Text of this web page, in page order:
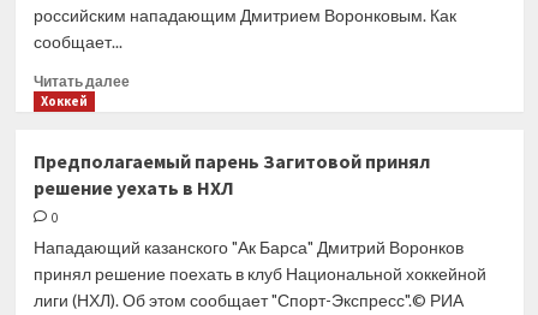
российским нападающим Дмитрием Воронковым. Как
сообщает...
Читать далееПрочитать
объявил
о подписании
с российским
Воронковым
Хоккей
Предполагаемый парень Загитовой принял
решение уехать в НХЛ
0
Нападающий казанского "Ак Барса" Дмитрий Воронков
принял решение поехать в клуб Национальной хоккейной
лиги (НХЛ). Об этом сообщает "Спорт-Экспресс".© РИА